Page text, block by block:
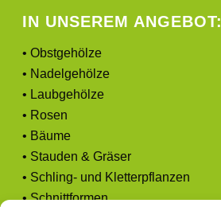
IN UNSEREM ANGEBOT:
• Obstgehölze
• Nadelgehölze
• Laubgehölze
• Rosen
• Bäume
• Stauden & Gräser
• Schling- und Kletterpflanzen
• Schnittformen